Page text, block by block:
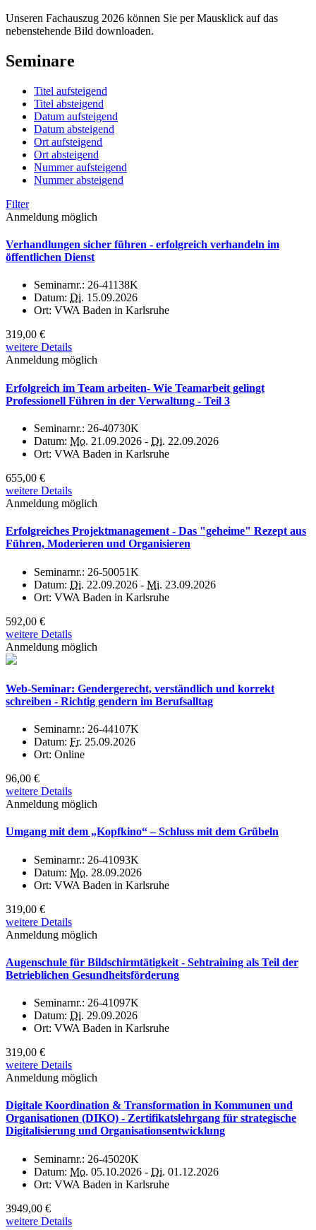
Unseren Fachauszug 2026 können Sie per Mausklick auf das
nebenstehende Bild downloaden.
Seminare
Titel aufsteigend
Titel absteigend
Datum aufsteigend
Datum absteigend
Ort aufsteigend
Ort absteigend
Nummer aufsteigend
Nummer absteigend
Filter
Anmeldung möglich
Verhandlungen sicher führen - erfolgreich verhandeln im
öffentlichen Dienst
Seminarnr.: 26-41138K
Datum: Di. 15.09.2026
Ort: VWA Baden in Karlsruhe
319,00 €
weitere Details
Anmeldung möglich
Erfolgreich im Team arbeiten- Wie Teamarbeit gelingt
Professionell Führen in der Verwaltung - Teil 3
Seminarnr.: 26-40730K
Datum: Mo. 21.09.2026 - Di. 22.09.2026
Ort: VWA Baden in Karlsruhe
655,00 €
weitere Details
Anmeldung möglich
Erfolgreiches Projektmanagement - Das "geheime" Rezept aus
Führen, Moderieren und Organisieren
Seminarnr.: 26-50051K
Datum: Di. 22.09.2026 - Mi. 23.09.2026
Ort: VWA Baden in Karlsruhe
592,00 €
weitere Details
Anmeldung möglich
Web-Seminar: Gendergerecht, verständlich und korrekt
schreiben - Richtig gendern im Berufsalltag
Seminarnr.: 26-44107K
Datum: Fr. 25.09.2026
Ort: Online
96,00 €
weitere Details
Anmeldung möglich
Umgang mit dem „Kopfkino“ – Schluss mit dem Grübeln
Seminarnr.: 26-41093K
Datum: Mo. 28.09.2026
Ort: VWA Baden in Karlsruhe
319,00 €
weitere Details
Anmeldung möglich
Augenschule für Bildschirmtätigkeit - Sehtraining als Teil der
Betrieblichen Gesundheitsförderung
Seminarnr.: 26-41097K
Datum: Di. 29.09.2026
Ort: VWA Baden in Karlsruhe
319,00 €
weitere Details
Anmeldung möglich
Digitale Koordination & Transformation in Kommunen und
Organisationen (DIKO) - Zertifikatslehrgang für strategische
Digitalisierung und Organisationsentwicklung
Seminarnr.: 26-45020K
Datum: Mo. 05.10.2026 - Di. 01.12.2026
Ort: VWA Baden in Karlsruhe
3949,00 €
weitere Details